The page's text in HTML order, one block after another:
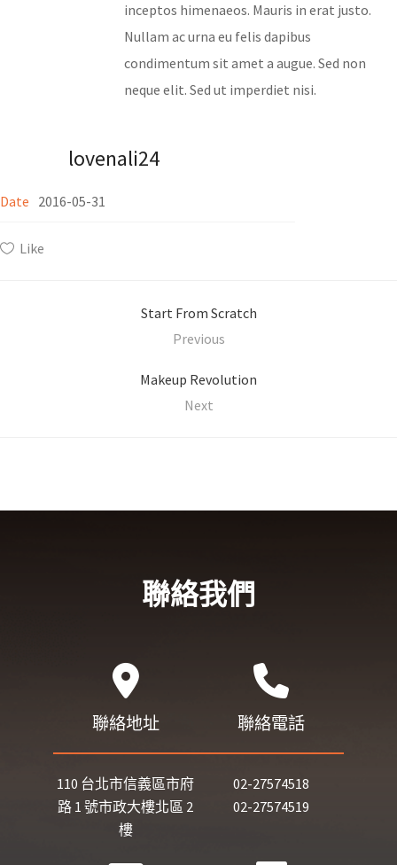
inceptos himenaeos. Mauris in erat justo.
Nullam ac urna eu felis dapibus
condimentum sit amet a augue. Sed non
neque elit. Sed ut imperdiet nisi.
lovenali24
Date 2016-05-31
Like
Start From Scratch
Previous
Makeup Revolution
Next
聯絡我們
聯絡地址
110 台北市信義區市府
路 1 號市政大樓北區 2
樓
聯絡電話
02-27574518
02-27574519